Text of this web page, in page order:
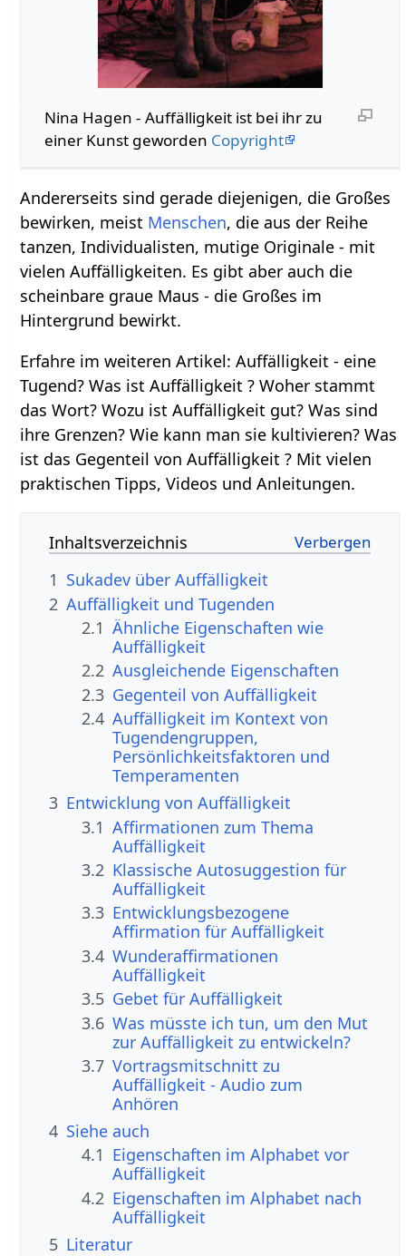
Nina Hagen - Auffälligkeit ist bei ihr zu
einer Kunst geworden Copyright
Andererseits sind gerade diejenigen, die Großes
bewirken, meist Menschen, die aus der Reihe
tanzen, Individualisten, mutige Originale - mit
vielen Auffälligkeiten. Es gibt aber auch die
scheinbare graue Maus - die Großes im
Hintergrund bewirkt.
Erfahre im weiteren Artikel: Auffälligkeit - eine
Tugend? Was ist Auffälligkeit ? Woher stammt
das Wort? Wozu ist Auffälligkeit gut? Was sind
ihre Grenzen? Wie kann man sie kultivieren? Was
ist das Gegenteil von Auffälligkeit ? Mit vielen
praktischen Tipps, Videos und Anleitungen.
Inhaltsverzeichnis
1 Sukadev über Auffälligkeit
2 Auffälligkeit und Tugenden
2.1 Ähnliche Eigenschaften wie
Auffälligkeit
2.2 Ausgleichende Eigenschaften
2.3 Gegenteil von Auffälligkeit
2.4 Auffälligkeit im Kontext von
Tugendengruppen,
Persönlichkeitsfaktoren und
Temperamenten
3 Entwicklung von Auffälligkeit
3.1 Affirmationen zum Thema
Auffälligkeit
3.2 Klassische Autosuggestion für
Auffälligkeit
3.3 Entwicklungsbezogene
Affirmation für Auffälligkeit
3.4 Wunderaffirmationen
Auffälligkeit
3.5 Gebet für Auffälligkeit
3.6 Was müsste ich tun, um den Mut
zur Auffälligkeit zu entwickeln?
3.7 Vortragsmitschnitt zu
Auffälligkeit - Audio zum
Anhören
4 Siehe auch
4.1 Eigenschaften im Alphabet vor
Auffälligkeit
4.2 Eigenschaften im Alphabet nach
Auffälligkeit
5 Literatur